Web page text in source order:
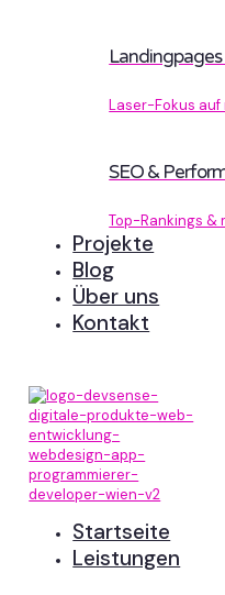
Landingpages
Laser-Fokus auf
SEO &
Top-Rankings &
Projekte
Blog
Über uns
Kontakt
Startseite
Leistungen